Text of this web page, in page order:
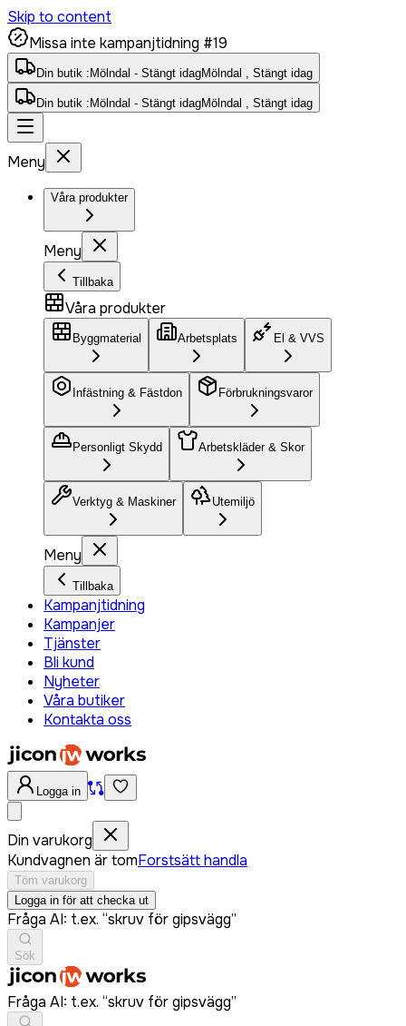
Skip to content
Missa inte kampanjtidning #19
Din butik : Mölndal - Stängt idagMölndal , Stängt idag
Din butik : Mölndal - Stängt idagMölndal , Stängt idag
Meny
Våra produkter
Meny
Tillbaka
Våra produkter
Byggmaterial Arbetsplats El & VVS
Infästning & Fästdon Förbrukningsvaror
Personligt Skydd Arbetskläder & Skor
Verktyg & Maskiner Utemiljö
Meny
Tillbaka
Kampanjtidning
Kampanjer
Tjänster
Bli kund
Nyheter
Våra butiker
Kontakta oss
Logga in
Din varukorg
Kundvagnen är tomForstsätt handla
Töm varukorg
Logga in för att checka ut
Fråga AI: t.ex. “skruv för gipsvägg”
Sök
Fråga AI: t.ex. “skruv för gipsvägg”